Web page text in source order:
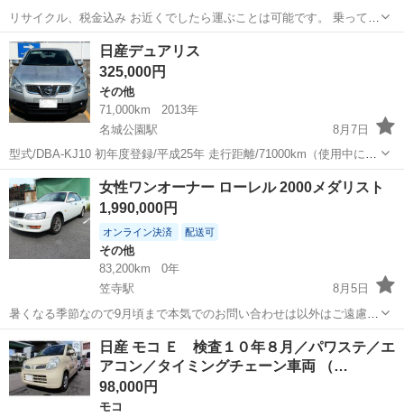
リサイクル、税金込み お近くでしたら運ぶことは可能です。 乗って変
えること可能 名義変更迄の保証金４万円 下取り可能 走る曲がる止ま
る問題なし リア扉は中古で買って取り付ければ状態は良くなります。
追加写真が欲し...
愛知 名古屋市 印場駅
日産デュアリス
325,000円
その他
71,000km
2013年
名城公園駅
8月7日
型式/DBA-KJ10 初年度登録/平成25年 走行距離/71000km（使用中につ
き変動有り） 次回車検満了/令和9年1月 エンジン、エアコン含めた電
気系統、共に不具合ありません。とても良好です。ボディコーティン
グ施工済...
愛知 名古屋市 名城公園駅
女性ワンオーナー ローレル 2000メダリスト
1,990,000円
オンライン決済 配送可
その他
83,200km
0年
笠寺駅
8月5日
暑くなる季節なので9月頃まで本気でのお問い合わせは以外はご遠慮下
さい。 中古車への乗り換えなのでお問い合わせあってから次の中古車
探します。 引渡し時期は仮契約内金預かってから早くて3ヶ月ほどに
なると思います。 今更、何年経...
愛知 名古屋市 その他 エンジン
日産 モコ Ｅ 検査１０年８月／パワステ／エ
アコン／タイミングチェーン車両 （…
98,000円
モコ